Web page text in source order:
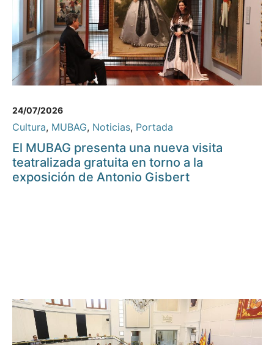
24/07/2026
Cultura, MUBAG, Noticias, Portada
El MUBAG presenta una nueva visita
teatralizada gratuita en torno a la
exposición de Antonio Gisbert